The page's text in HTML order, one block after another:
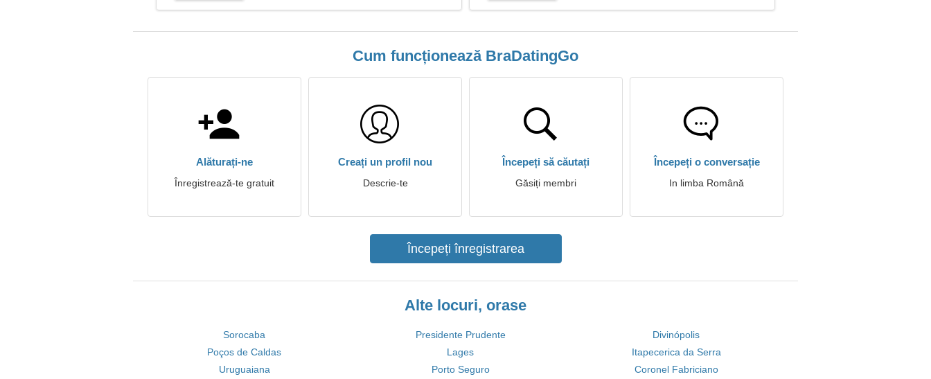
Cum funcționează BraDatingGo
Alăturați-ne
Înregistrează-te gratuit
Creați un profil nou
Descrie-te
Începeți să căutați
Găsiți membri
Începeți o conversație
In limba Română
Începeți înregistrarea
Alte locuri, orase
Sorocaba Presidente Prudente
Divinópolis
Poços de Caldas
Lages
Itapecerica da Serra
Uruguaiana
Porto Seguro Coronel Fabriciano